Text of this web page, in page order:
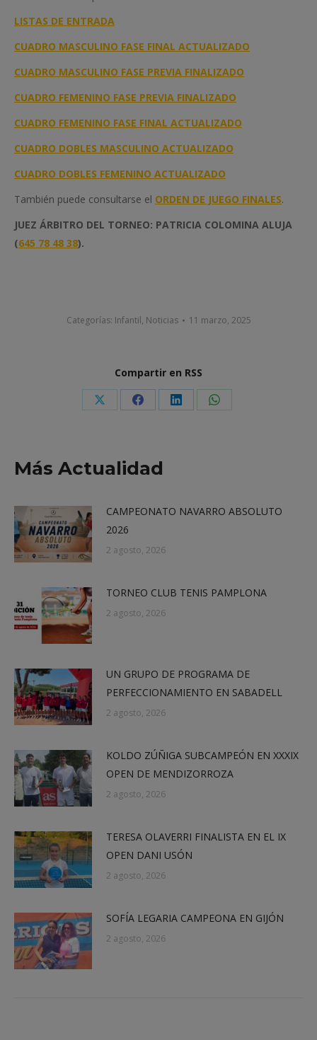
LISTAS DE ENTRADA
CUADRO MASCULINO FASE FINAL ACTUALIZADO
CUADRO MASCULINO FASE PREVIA FINALIZADO
CUADRO FEMENINO FASE PREVIA FINALIZADO
CUADRO FEMENINO FASE FINAL ACTUALIZADO
CUADRO DOBLES MASCULINO ACTUALIZADO
CUADRO DOBLES FEMENINO ACTUALIZADO
También puede consultarse el ORDEN DE JUEGO FINALES.
JUEZ ÁRBITRO DEL TORNEO: PATRICIA COLOMINA ALUJA
(645 78 48 38).
Categorías: Infantil, Noticias 11 marzo, 2025
Compartir en RSS
Share Share Share Share
Más Actualidad
CAMPEONATO NAVARRO ABSOLUTO
2026
2 agosto, 2026
TORNEO CLUB TENIS PAMPLONA
2 agosto, 2026
UN GRUPO DE PROGRAMA DE
PERFECCIONAMIENTO EN SABADELL
2 agosto, 2026
KOLDO ZÚÑIGA SUBCAMPEÓN EN XXXIX
OPEN DE MENDIZORROZA
2 agosto, 2026
TERESA OLAVERRI FINALISTA EN EL IX
OPEN DANI USÓN
2 agosto, 2026
SOFÍA LEGARIA CAMPEONA EN GIJÓN
2 agosto, 2026